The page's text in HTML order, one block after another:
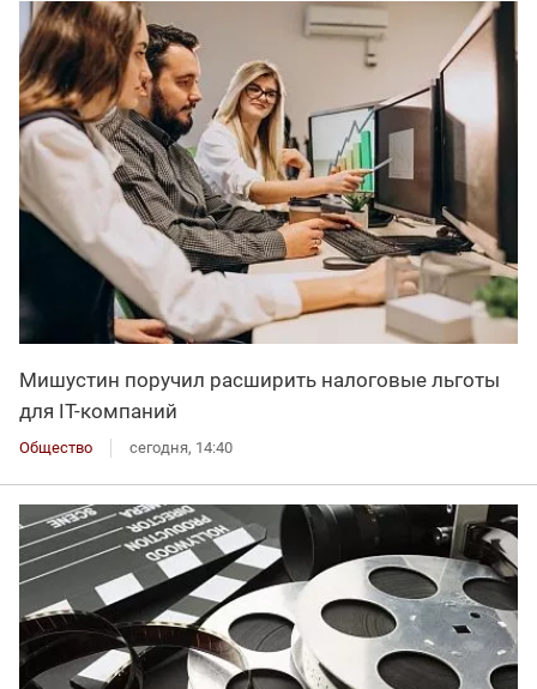
Мишустин поручил расширить налоговые льготы
для IT-компаний
Общество сегодня, 14:40